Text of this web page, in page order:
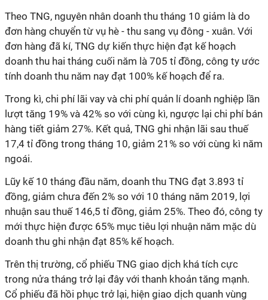
Theo TNG, nguyên nhân doanh thu tháng 10 giảm là do
đơn hàng chuyển từ vụ hè - thu sang vụ đông - xuân. Với
đơn hàng đã kí, TNG dự kiến thực hiện đạt kế hoạch
doanh thu hai tháng cuối năm là 705 tỉ đồng, công ty ước
tính doanh thu năm nay đạt 100% kế hoạch để ra.
Trong kì, chi phí lãi vay và chi phí quản lí doanh nghiệp lần
lượt tăng 19% và 42% so với cùng kì, ngược lại chi phí bán
hàng tiết giảm 27%. Kết quả, TNG ghi nhận lãi sau thuế
17,4 tỉ đồng trong tháng 10, giảm 21% so với cùng kì năm
ngoái.
Lũy kế 10 tháng đầu năm, doanh thu TNG đạt 3.893 tỉ
đồng, giảm chưa đến 2% so với 10 tháng năm 2019, lợi
nhuận sau thuế 146,5 tỉ đồng, giảm 25%. Theo đó, công ty
mới thực hiện được 65% mục tiêu lợi nhuận năm mặc dù
doanh thu ghi nhận đạt 85% kế hoạch.
Trên thị trường, cổ phiếu TNG giao dịch khá tích cực
trong nửa tháng trở lại đây với thanh khoản tăng mạnh.
Cổ phiếu đã hồi phục trở lại, hiện giao dịch quanh vùng